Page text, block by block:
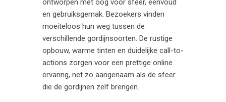
ontworpen met oog voor sfeer, eenvoud
en gebruiksgemak. Bezoekers vinden
moeiteloos hun weg tussen de
verschillende gordijnsoorten. De rustige
opbouw, warme tinten en duidelijke call-to-
actions zorgen voor een prettige online
ervaring, net zo aangenaam als de sfeer
die de gordijnen zelf brengen.